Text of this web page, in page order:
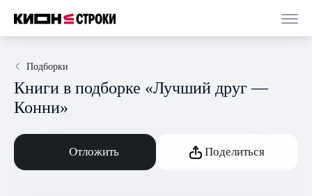
Подборки
Книги в подборке «Лучший друг —
Конни»
Отложить Поделиться